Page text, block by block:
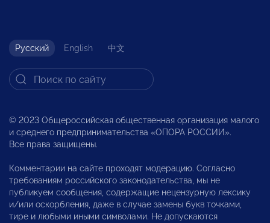
Русский English 中文
© 2023 Общероссийская общественная организация малого
и среднего предпринимательства «ОПОРА РОССИИ».
Все права защищены.
Комментарии на сайте проходят модерацию. Согласно
требованиям российского законодательства, мы не
публикуем сообщения, содержащие нецензурную лексику
и/или оскорбления, даже в случае замены букв точками,
тире и любыми иными символами. Не допускаются